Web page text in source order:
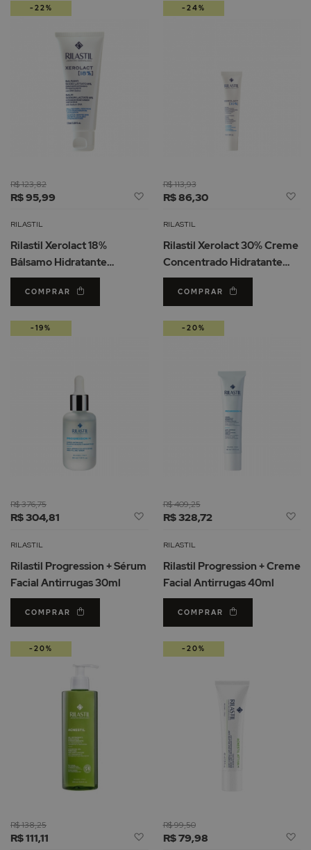
R$ 95,99
R$ 123,82
Adicionar
Lista
Desejos
RILASTIL
Rilastil Xerolact 18%
Bálsamo Hidratante
Intensivo 100ml
COMPRAR
-22%
R$ 86,30
R$ 113,93
RILASTIL
Rilastil Xerolact 30% Creme
Concentrado Hidratante
40ml
COMPRAR
-24%
R$ 304,81
R$ 376,75
Adicionar
Lista
Desejos
RILASTIL
Rilastil Progression + Sérum
Facial Antirrugas 30ml
COMPRAR
-19%
R$ 328,72
R$ 409,25
RILASTIL
Rilastil Progression + Creme
Facial Antirrugas 40ml
COMPRAR
-20%
R$ 111,11
R$ 138,25
Adicionar
-20%
R$ 79,98
R$ 99,50
-20%